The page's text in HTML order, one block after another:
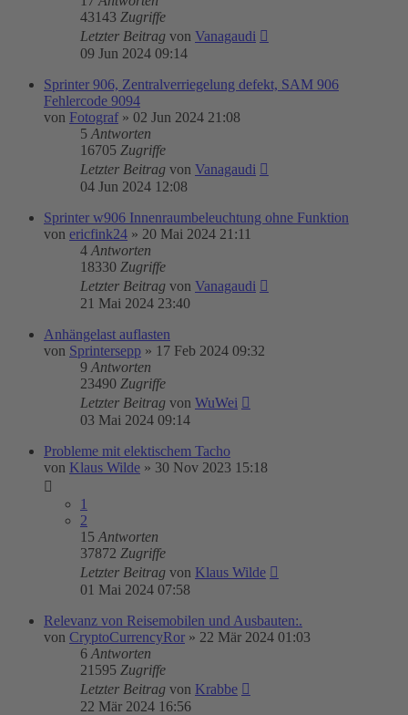
43143 Zugriffe
Letzter Beitrag von Vanagaudi
09 Jun 2024 09:14
Sprinter 906, Zentralverriegelung defekt, SAM 906
Fehlercode 9094
von Fotograf » 02 Jun 2024 21:08
5 Antworten
16705 Zugriffe
Letzter Beitrag von Vanagaudi
04 Jun 2024 12:08
Sprinter w906 Innenraumbeleuchtung ohne Funktion
von ericfink24 » 20 Mai 2024 21:11
4 Antworten
18330 Zugriffe
Letzter Beitrag von Vanagaudi
21 Mai 2024 23:40
Anhängelast auflasten
von Sprintersepp » 17 Feb 2024 09:32
9 Antworten
23490 Zugriffe
Letzter Beitrag von WuWei
03 Mai 2024 09:14
Probleme mit elektischem Tacho
von Klaus Wilde » 30 Nov 2023 15:18
1
2
15 Antworten
37872 Zugriffe
Letzter Beitrag von Klaus Wilde
01 Mai 2024 07:58
Relevanz von Reisemobilen und Ausbauten:.
von CryptoCurrencyRor » 22 Mär 2024 01:03
6 Antworten
21595 Zugriffe
Letzter Beitrag von Krabbe
22 Mär 2024 16:56